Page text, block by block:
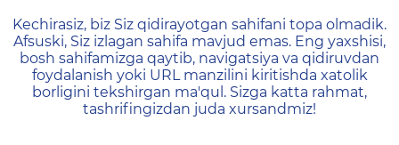
404 — Страница не
Kechirasiz, biz Siz qidirayotgan sahifani topa olmadik.
Afsuski, Siz izlagan sahifa mavjud emas. Eng yaxshisi,
bosh sahifamizga qaytib, navigatsiya va qidiruvdan
foydalanish yoki URL manzilini kiritishda xatolik
borligini tekshirgan ma'qul. Sizga katta rahmat,
tashrifingizdan juda xursandmiz!